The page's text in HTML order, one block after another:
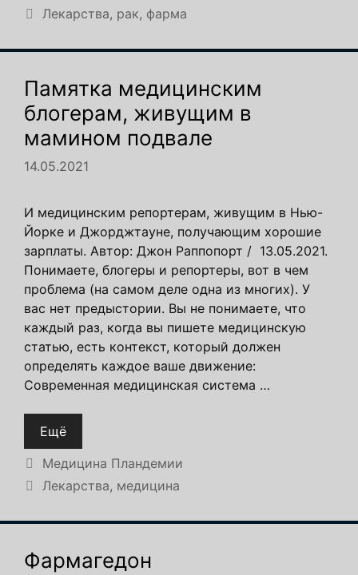
Метки
Лекарства, рак, фарма
Памятка медицинским
блогерам, живущим в
мамином подвале
14.05.2021
И медицинским репортерам, живущим в Нью-
Йорке и Джорджтауне, получающим хорошие
зарплаты. Автор: Джон Раппопорт / 13.05.2021.
Понимаете, блогеры и репортеры, вот в чем
проблема (на самом деле одна из многих). У
вас нет предыстории. Вы не понимаете, что
каждый раз, когда вы пишете медицинскую
статью, есть контекст, который должен
определять каждое ваше движение:
Современная медицинская система …
Ещё
Рубрики
Медицина Пландемии
Метки
Лекарства, медицина
Фармагедон